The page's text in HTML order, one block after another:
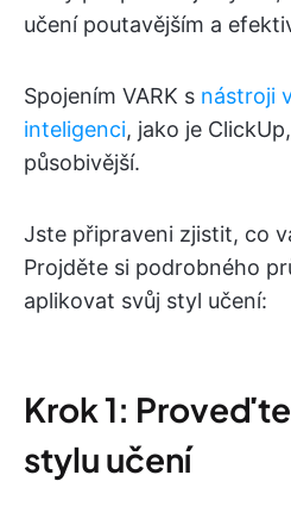
učení poutavějším a
Spojením VARK s nástroji
inteligenci, jako je
působivější.
Jste připraveni zjistit, co
Projděte si podrobného
aplikovat svůj styl učení:
Krok 1:
stylu učení